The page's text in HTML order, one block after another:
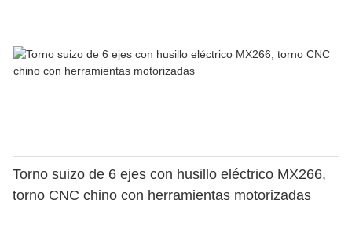
Torno suizo de 6 ejes con husillo eléctrico MX266,
torno CNC chino con herramientas motorizadas